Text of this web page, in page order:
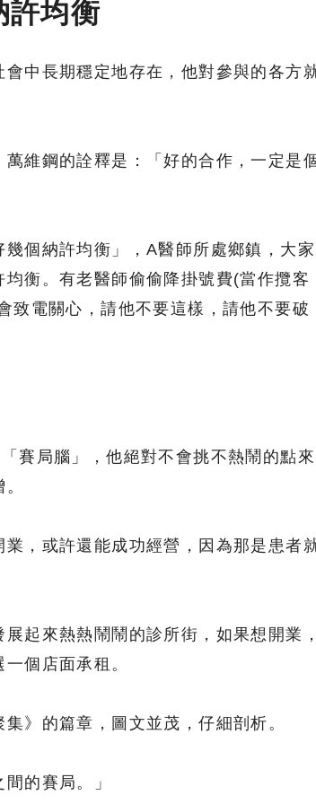
許均衡
中長期穩定地存在，他對參與的各方
維鋼的詮釋是：「好的合作，一定是
個納許均衡」，A醫師所處鄉鎮，大家
衡。有老醫師偷偷降掛號費(當作攬客
致電關心，請他不要這樣，請他不要破
賽局腦」，他絕對不會挑不熱鬧的點來
，或許還能成功經營，因為那是患者
起來熱熱鬧鬧的診所街，如果想開業
個店面承租。
》的篇章，圖文並茂，仔細剖析。
的賽局。」